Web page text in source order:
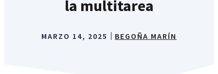
la multitarea
MARZO 14, 2025 BEGOÑA MARÍN